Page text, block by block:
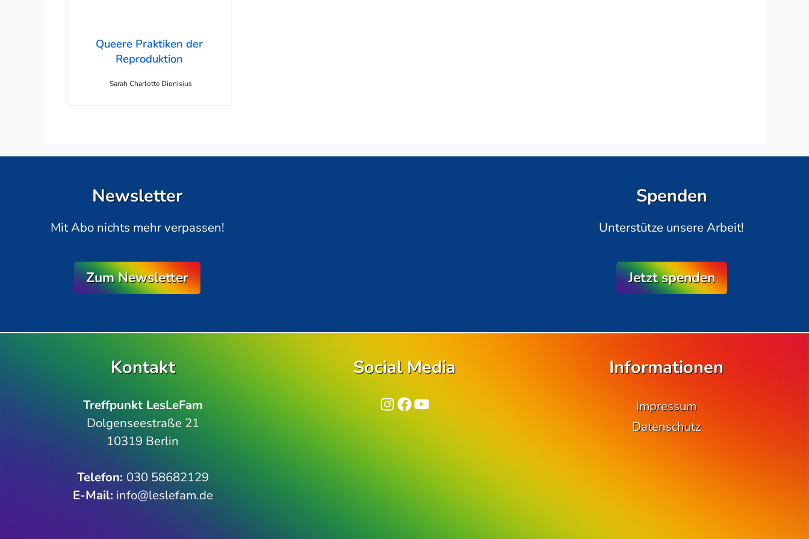
Queere Praktiken der
Reproduktion
Sarah Charlotte Dionisius
Newsletter
Mit Abo nichts mehr verpassen!
Zum Newsletter
Spenden
Unterstütze unsere Arbeit!
Jetzt spenden
Kontakt
Treffpunkt LesLeFam
Dolgenseestraße 21
10319 Berlin
Telefon­: 030 58682129
E-Mail: info@leslefam.de
Social Media
Instagram
Facebook
YouTube
Informationen
Impressum
Datenschutz